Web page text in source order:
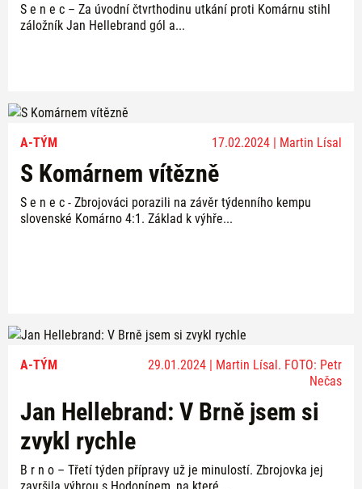
S e n e c – Za úvodní čtvrthodinu utkání proti Komárnu stihl
záložník Jan Hellebrand gól a...
A-TÝM 17.02.2024 | Martin Lísal
S Komárnem vítězně
S e n e c - Zbrojováci porazili na závěr týdenního kempu
slovenské Komárno 4:1. Základ k výhře...
A-TÝM
29.01.2024 | Martin Lísal. FOTO: Petr
Nečas
Jan Hellebrand: V Brně jsem si
zvykl rychle
B r n o – Třetí týden přípravy už je minulostí. Zbrojovka jej